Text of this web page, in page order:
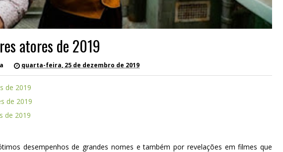
atores de 2019
quarta-feira, 25 de dezembro de 2019
de 2019
de 2019
de 2019
desempenhos de grandes nomes e também por revelações em filmes que